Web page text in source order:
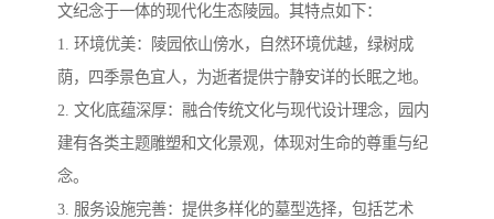
文纪念于一体的现代化生态陵园。其特点如下：
1. 环境优美：陵园依山傍水，自然环境优越，绿树成
荫，四季景色宜人，为逝者提供宁静安详的长眠之地。
2. 文化底蕴深厚：融合传统文化与现代设计理念，园内
建有各类主题雕塑和文化景观，体现对生命的尊重与纪
念。
3. 服务设施完善：提供多样化的墓型选择，包括艺术